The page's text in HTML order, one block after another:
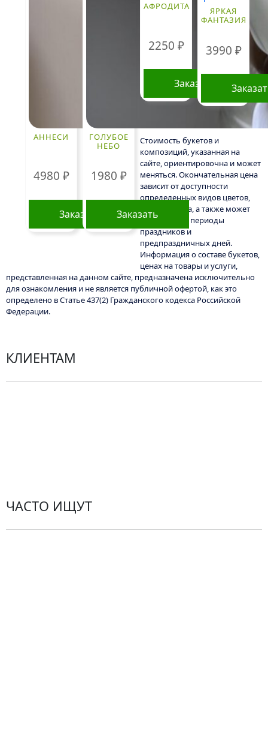
АННЕСИ
4980 ₽
Заказать
ГОЛУБОЕ
НЕБО
1980 ₽
Заказать
АФРОДИТА
2250 ₽
Заказать
ЯРКАЯ
ФАНТАЗИЯ
3990 ₽
Стоимость букетов и
композиций, указанная на
сайте, ориентировочна и может
меняться. Окончательная цена
зависит от доступности
определенных видов цветов,
времени года, а также может
быть выше в периоды
праздников и
предпраздничных дней.
Информация о составе букетов,
ценах на товары и услуги,
представленная на данном сайте, предназначена исключительно
для ознакомления и не является публичной офертой, как это
определено в Статье 437(2) Гражданского кодекса Российской
Федерации.
КЛИЕНТАМ
ЧАСТО ИЩУТ